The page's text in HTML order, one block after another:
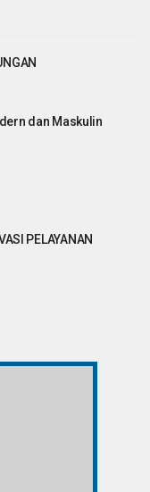
dan Maskulin
PELAYANAN